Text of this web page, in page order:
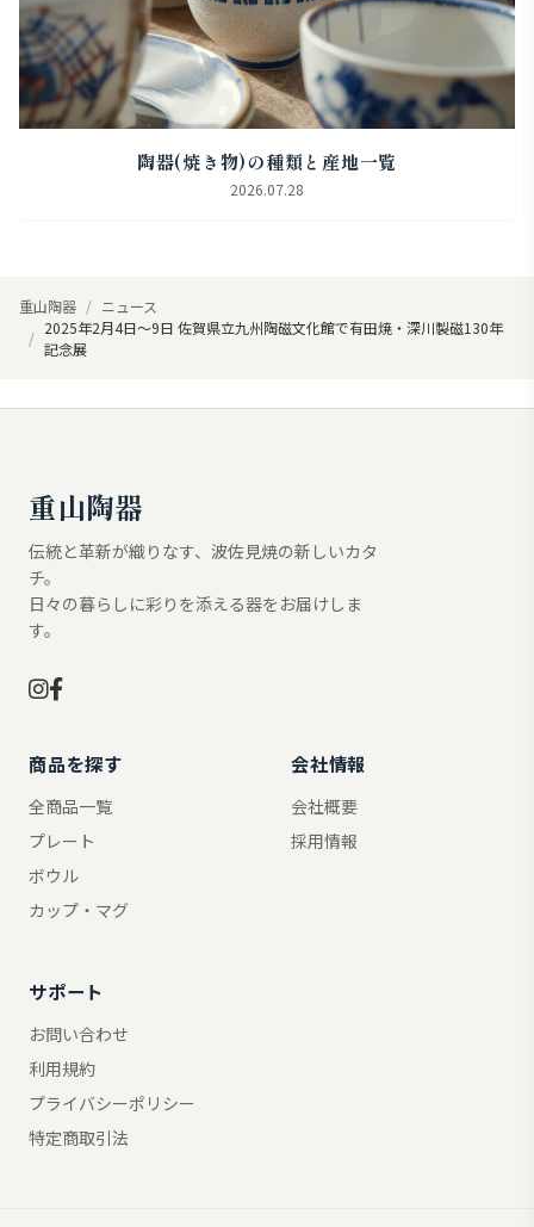
陶器(焼き物)の種類と産地一覧
2026.07.28
重山陶器
ニュース
2025年2月4日～9日 佐賀県立九州陶磁文化館で有田焼・深川製磁130年
記念展
重山陶器
伝統と革新が織りなす、波佐見焼の新しいカタ
チ。
日々の暮らしに彩りを添える器をお届けしま
す。
商品を探す
全商品一覧
プレート
ボウル
カップ・マグ
会社情報
会社概要
採用情報
サポート
お問い合わせ
利用規約
プライバシーポリシー
特定商取引法